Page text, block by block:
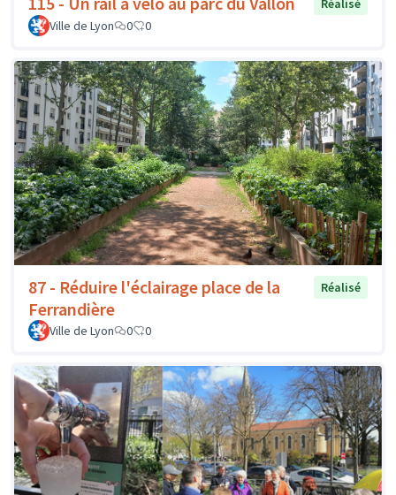
Réalisé
Ville de Lyon
0 0
87 - Réduire l'éclairage place de la
Ferrandière
Réalisé
Ville de Lyon 0 0